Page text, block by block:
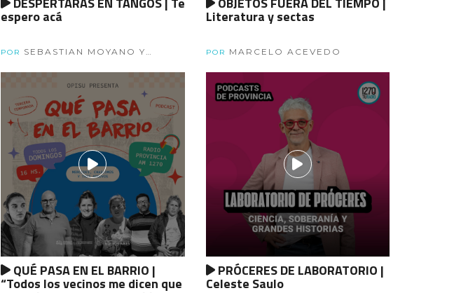
espero acá
POR
SEBASTIAN MOYANO Y
Literatura y sectas
POR MARCELO ACEVEDO
QUÉ PASA EN EL BARRIO |
“Todos los vecinos me dicen que
PRÓCERES DE LABORATORIO |
Celeste Saulo